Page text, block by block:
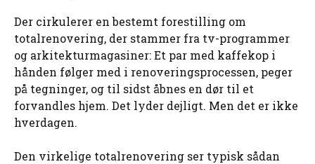
Der cirkulerer en bestemt forestilling om
totalrenovering, der stammer fra tv-programmer
og arkitekturmagasiner: Et par med kaffekop i
hånden følger med i renoveringsprocessen, peger
på tegninger, og til sidst åbnes en dør til et
forvandles hjem. Det lyder dejligt. Men det er ikke
hverdagen.
Den virkelige totalrenovering ser typisk sådan